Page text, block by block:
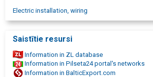
Electric installation, wiring
Saistītie resursi
Information in ZL database
Information in Pilseta24 portal's networks
Information in BalticExport.com